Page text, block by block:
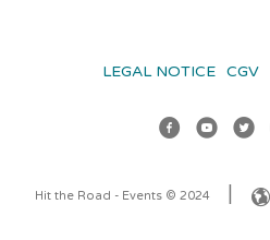
LEGAL NOTICE CGV
Hit the Road - Events © 2024